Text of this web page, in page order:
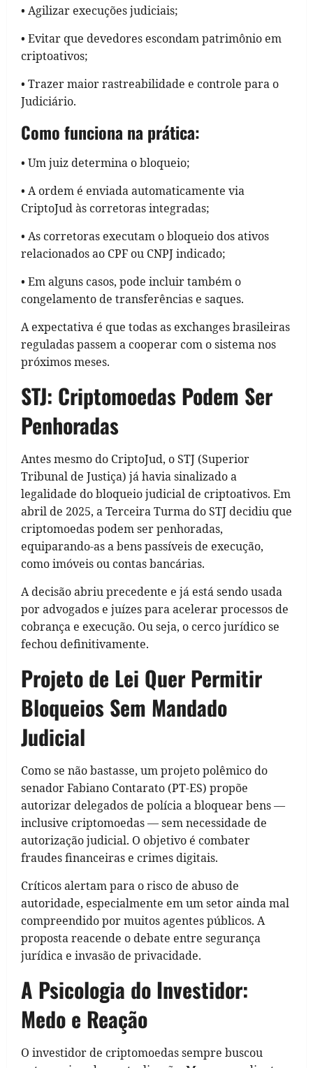
• Agilizar execuções judiciais;
• Evitar que devedores escondam patrimônio em
criptoativos;
• Trazer maior rastreabilidade e controle para o
Judiciário.
Como funciona na prática:
• Um juiz determina o bloqueio;
• A ordem é enviada automaticamente via
CriptoJud às corretoras integradas;
• As corretoras executam o bloqueio dos ativos
relacionados ao CPF ou CNPJ indicado;
• Em alguns casos, pode incluir também o
congelamento de transferências e saques.
A expectativa é que todas as exchanges brasileiras
reguladas passem a cooperar com o sistema nos
próximos meses.
STJ: Criptomoedas Podem Ser
Penhoradas
Antes mesmo do CriptoJud, o STJ (Superior
Tribunal de Justiça) já havia sinalizado a
legalidade do bloqueio judicial de criptoativos. Em
abril de 2025, a Terceira Turma do STJ decidiu que
criptomoedas podem ser penhoradas,
equiparando-as a bens passíveis de execução,
como imóveis ou contas bancárias.
A decisão abriu precedente e já está sendo usada
por advogados e juízes para acelerar processos de
cobrança e execução. Ou seja, o cerco jurídico se
fechou definitivamente.
Projeto de Lei Quer Permitir
Bloqueios Sem Mandado
Judicial
Como se não bastasse, um projeto polêmico do
senador Fabiano Contarato (PT-ES) propõe
autorizar delegados de polícia a bloquear bens —
inclusive criptomoedas — sem necessidade de
autorização judicial. O objetivo é combater
fraudes financeiras e crimes digitais.
Críticos alertam para o risco de abuso de
autoridade, especialmente em um setor ainda mal
compreendido por muitos agentes públicos. A
proposta reacende o debate entre segurança
jurídica e invasão de privacidade.
A Psicologia do Investidor:
Medo e Reação
O investidor de criptomoedas sempre buscou